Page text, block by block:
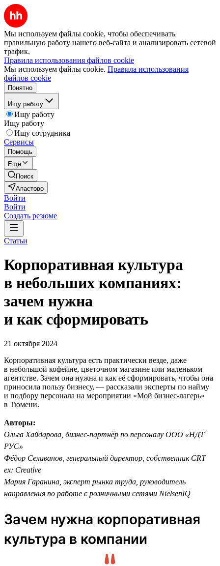
Мы используем файлы cookie, чтобы обеспечивать
правильную работу нашего веб-сайта и анализировать сетевой
трафик.
Правила использования файлов cookie
Мы используем файлы cookie. Правила использования
файлов cookie
Понятно
Ищу работу
Ищу работу
Ищу работу
Ищу сотрудника
Сервисы
Помощь
Ещё
Поиск
Апастово
Войти
Войти
Создать резюме
Статьи
Корпоративная культура
в небольших компаниях:
зачем нужна
и как сформировать
21 октября 2024
Корпоративная культура есть практически везде, даже
в небольшой кофейне, цветочном магазине или маленьком
агентстве. Зачем она нужна и как её сформировать, чтобы она
приносила пользу бизнесу, — рассказали эксперты по найму
и подбору персонала на мероприятии «Мой бизнес-лагерь»
в Тюмени.
Авторы:
Ольга Хайдарова, бизнес-партнёр по персоналу ООО «НДТ
РУС»
Фёдор Селиванов, генеральный директор, собственник CRT
ex: Creative
Мария Гаранина, эксперт рынка труда, руководитель
направления по работе с розничными сетями NielsenIQ
Зачем нужна корпоративная
культура в компании